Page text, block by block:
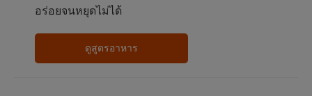
อร่อยจนหยุดไม่ได้
ดูสูตรอาหาร